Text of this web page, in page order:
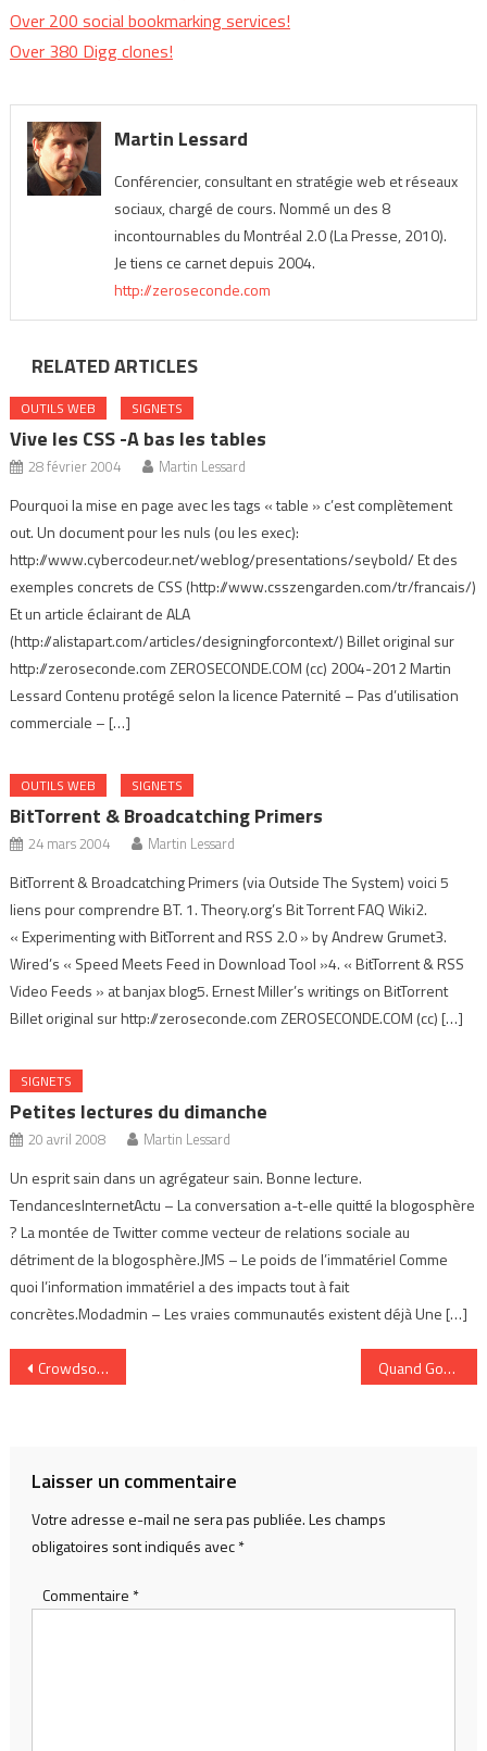
Over 200 social bookmarking services!
Over 380 Digg clones!
Martin Lessard
Conférencier, consultant en stratégie web et réseaux
sociaux, chargé de cours. Nommé un des 8
incontournables du Montréal 2.0 (La Presse, 2010).
Je tiens ce carnet depuis 2004.
http://zeroseconde.com
RELATED ARTICLES
OUTILS WEB SIGNETS
Vive les CSS -A bas les tables
28 février 2004 Martin Lessard
Pourquoi la mise en page avec les tags « table » c’est complètement
out. Un document pour les nuls (ou les exec):
http://www.cybercodeur.net/weblog/presentations/seybold/ Et des
exemples concrets de CSS (http://www.csszengarden.com/tr/francais/)
Et un article éclairant de ALA
(http://alistapart.com/articles/designingforcontext/) Billet original sur
http://zeroseconde.com ZEROSECONDE.COM (cc) 2004-2012 Martin
Lessard Contenu protégé selon la licence Paternité – Pas d’utilisation
commerciale – […]
OUTILS WEB SIGNETS
BitTorrent & Broadcatching Primers
24 mars 2004 Martin Lessard
BitTorrent & Broadcatching Primers (via Outside The System) voici 5
liens pour comprendre BT. 1. Theory.org’s Bit Torrent FAQ Wiki2.
« Experimenting with BitTorrent and RSS 2.0 » by Andrew Grumet3.
Wired’s « Speed Meets Feed in Download Tool »4. « BitTorrent & RSS
Video Feeds » at banjax blog5. Ernest Miller’s writings on BitTorrent
Billet original sur http://zeroseconde.com ZEROSECONDE.COM (cc) […]
SIGNETS
Petites lectures du dimanche
20 avril 2008 Martin Lessard
Un esprit sain dans un agrégateur sain. Bonne lecture.
TendancesInternetActu – La conversation a-t-elle quitté la blogosphère
? La montée de Twitter comme vecteur de relations sociale au
détriment de la blogosphère.JMS – Le poids de l’immatériel Comme
quoi l’information immatériel a des impacts tout à fait
concrètes.Modadmin – Les vraies communautés existent déjà Une […]
Navigation
Crowdsourcing: mettre la foule à profit Quand Google indexera-t-il nos têtes?
Laisser un commentaire
Votre adresse e-mail ne sera pas publiée.Les champs
obligatoires sont indiqués avec*
Commentaire *